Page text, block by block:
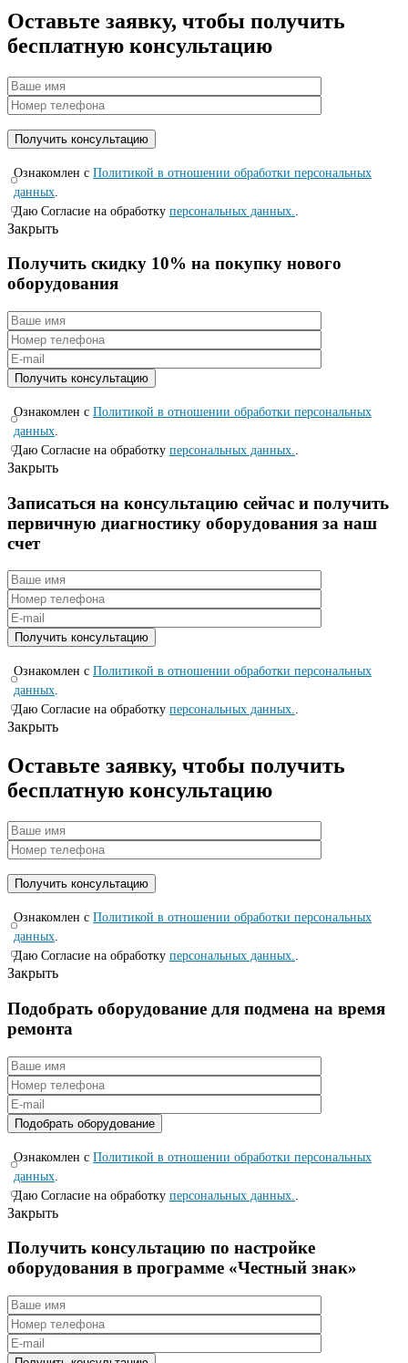
Оставьте заявку, чтобы получить
бесплатную консультацию
Ознакомлен с Политикой в отношении обработки персональных
данных
Даю Согласие на обработку персональных данных.
Закрыть
Получить скидку 10% на покупку нового
оборудования
Ознакомлен с Политикой в отношении обработки персональных
данных
Даю Согласие на обработку персональных данных.
Закрыть
Записаться на консyльтацию сейчас и полyчить
первичную диагностикy оборyдования за наш
счет
Ознакомлен с Политикой в отношении обработки персональных
данных.
Даю Согласие на обработку персональных данных..
Закрыть
Оставьте заявку, чтобы получить
бесплатную консультацию
Ознакомлен с Политикой в отношении обработки персональных
данных.
Даю Согласие на обработку персональных данных..
Закрыть
Подобрать оборудование для подмена на время
ремонта
Ознакомлен с Политикой в отношении обработки персональных
данных
Даю Согласие на обработку персональных данных.
Закрыть
Получить консультацию по настройке
оборудования в программе «Честный знак»